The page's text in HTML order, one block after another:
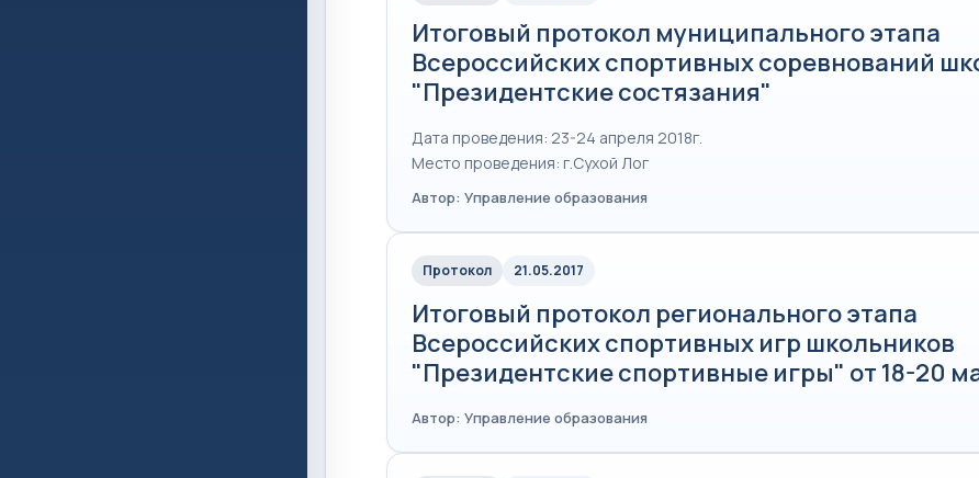
Итоговый протокол муниципального этапа
Всероссийских спортивных соревнований
"Президентские состязания"
Дата проведения: 23-24 апреля 2018г.
Место проведения: г.Сухой Лог
Автор: Управление образования
Протокол 21.05.2017
Итоговый протокол регионального этапа
Всероссийских спортивных игр школьников
"Президентские спортивные игры" от 18-20
Автор: Управление образования